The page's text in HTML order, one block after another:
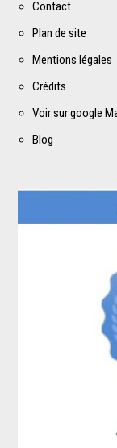
Contact
Plan de site
Mentions légales
Crédits
Voir sur google
Blog